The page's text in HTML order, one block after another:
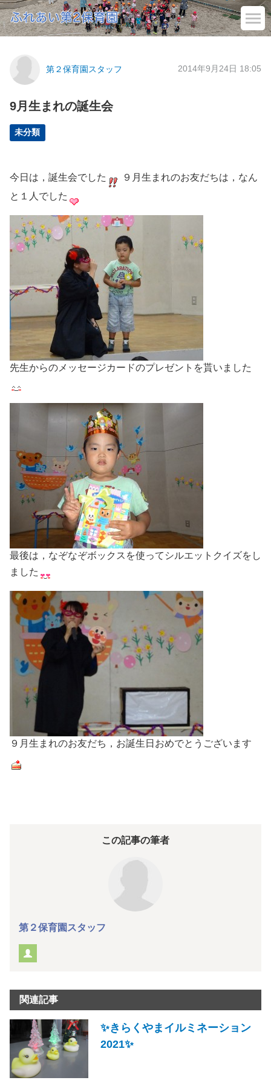
第２保育園スタッフ 2014年9月24日 18:05
9月生まれの誕生会
未分類
今日は，誕生会でした
９月生まれのお友だちは，なん
と１人でした
先生からのメッセージカードのプレゼントを貰いました
最後は，なぞなぞボックスを使ってシルエットクイズをし
ました
９月生まれのお友だち，お誕生日おめでとうございます
この記事の筆者
第２保育園スタッフ
関連記事
✨きらくやまイルミネーション
2021✨